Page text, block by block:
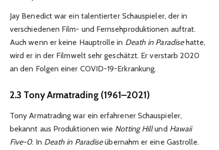
Jay Benedict war ein talentierter Schauspieler, der in
verschiedenen Film- und Fernsehproduktionen auftrat.
Auch wenn er keine Hauptrolle in Death in Paradisehatte,
wird er in der Filmwelt sehr geschätzt. Er verstarb 2020
an den Folgen einer COVID-19-Erkrankung.
2.3 Tony Armatrading (1961–2021)
Tony Armatrading war ein erfahrener Schauspieler,
bekannt aus Produktionen wie Notting Hillund Hawaii
Five-0. In Death in Paradiseübernahm er eine Gastrolle.